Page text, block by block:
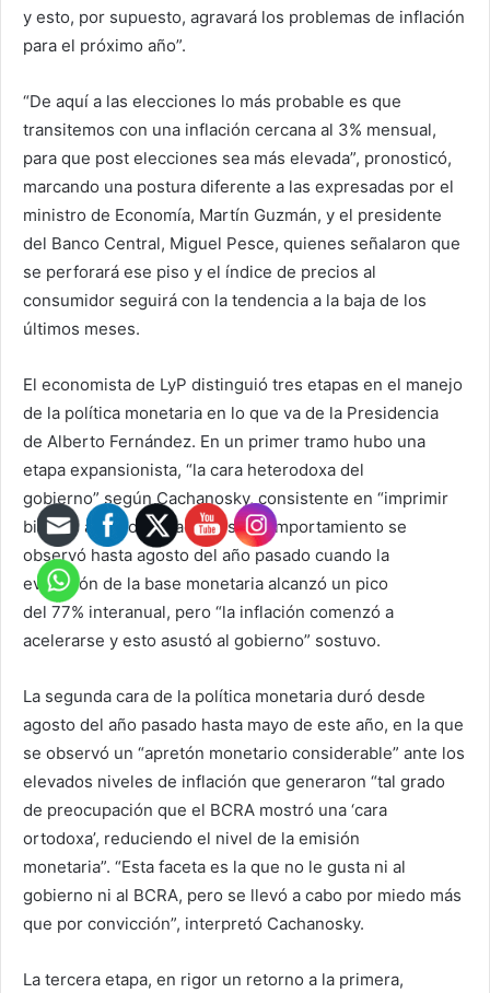
y esto, por supuesto, agravará los problemas de inflación
para el próximo año”.
“De aquí a las elecciones lo más probable es que
transitemos con una inflación cercana al 3% mensual,
para que post elecciones sea más elevada”, pronosticó,
marcando una postura diferente a las expresadas por el
ministro de Economía, Martín Guzmán, y el presidente
del Banco Central, Miguel Pesce, quienes señalaron que
se perforará ese piso y el índice de precios al
consumidor seguirá con la tendencia a la baja de los
últimos meses.
El economista de LyP distinguió tres etapas en el manejo
de la política monetaria en lo que va de la Presidencia
de Alberto Fernández. En un primer tramo hubo una
etapa expansionista, “la cara heterodoxa del
gobierno” según Cachanosky, consistente en “imprimir
billetes a ritmo elevado”. Este comportamiento se
observó hasta agosto del año pasado cuando la
evolución de la base monetaria alcanzó un pico
del 77% interanual, pero “la inflación comenzó a
acelerarse y esto asustó al gobierno” sostuvo.
La segunda cara de la política monetaria duró desde
agosto del año pasado hasta mayo de este año, en la que
se observó un “apretón monetario considerable” ante los
elevados niveles de inflación que generaron “tal grado
de preocupación que el BCRA mostró una ‘cara
ortodoxa’, reduciendo el nivel de la emisión
monetaria”. “Esta faceta es la que no le gusta ni al
gobierno ni al BCRA, pero se llevó a cabo por miedo más
que por convicción”, interpretó Cachanosky.
La tercera etapa, en rigor un retorno a la primera,